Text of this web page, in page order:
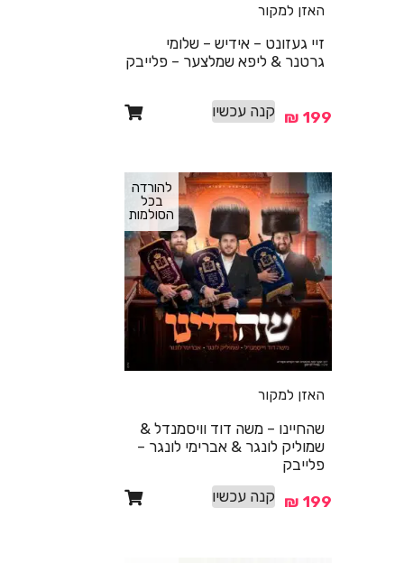
האזן למקור
זיי געזונט – אידיש – שלומי
גרטנר & ליפא שמלצער – פלייבק
₪ 199 קנה עכשיו
להורדה
בכל
הסולמות
האזן למקור
שהחיינו – משה דוד וויסמנדל &
שמוליק לונגר & אברימי לונגר –
פלייבק
₪ 199 קנה עכשיו